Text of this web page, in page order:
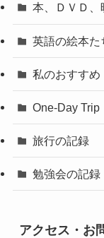
本、ＤＶＤ、
英語の絵本た
私のおすすめ
One-Day Trip
旅行の記録
勉強会の記録
アクセス・お